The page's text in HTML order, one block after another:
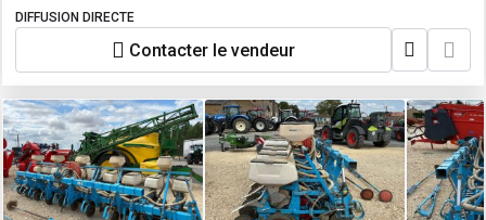
DIFFUSION DIRECTE
Contacter le vendeur